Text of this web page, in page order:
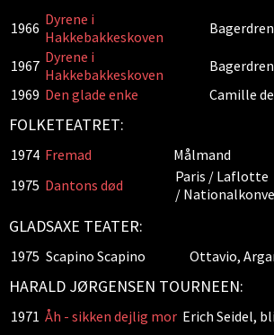
1966 Dyrene i
Hakkebakkeskoven
1967 Dyrene i
Hakkebakkeskoven
1969 Den glade enke Camille
FOLKETEATRET:
1974 Fremad
Målmand
1975 Dantons død
Paris / Laflotte
/
GLADSAXE TEATER:
1975 Scapino Scapino Ottavio,
HARALD JØRGENSEN TOURNEEN:
1971 Åh - sikken dejlig mor Erich Seidel,